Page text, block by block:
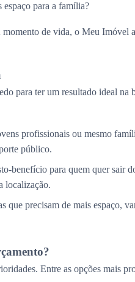
para a família?
momento de vida, o Meu Imóvel
para ter um resultado ideal na
profissionais ou mesmo
público.
benefício para quem quer sair
localização.
que precisam de mais espaço,
Entre as opções mais